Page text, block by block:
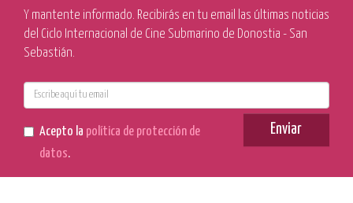
Y mantente informado. Recibirás en tu email las últimas noticias
del Ciclo Internacional de Cine Submarino de Donostia - San
Sebastián.
Acepto la política de protección de
datos.
Enviar